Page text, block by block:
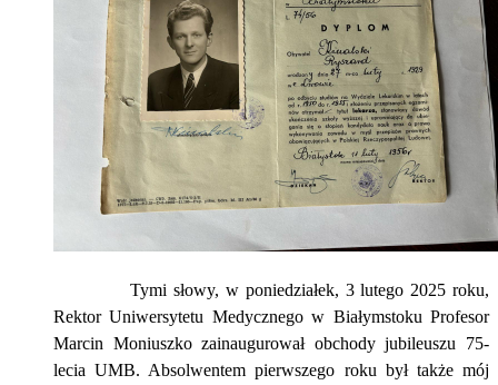
Tymi słowy, w poniedziałek, 3 lutego 2025 roku,
Rektor Uniwersytetu Medycznego w Białymstoku Profesor
Marcin Moniuszko zainaugurował obchody jubileuszu 75-
lecia UMB. Absolwentem pierwszego roku był także mój